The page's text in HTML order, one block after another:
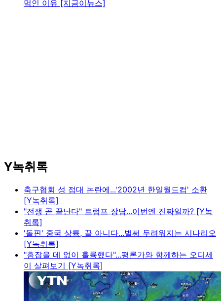
먹인 이유 [지금이뉴스]
Y녹취록
축구협회 성 접대 논란에...'2002년 한일월드컵' 소환
[Y녹취록]
"전쟁 곧 끝난다" 트럼프 장담...이번엔 진짜일까? [Y녹
취록]
'돌핀' 중국 상륙, 끝 아니다...벌써 두려워지는 시나리오
[Y녹취록]
"흠잡을 데 없이 훌륭했다"...평론가와 함께하는 오디세
이 살펴보기 [Y녹취록]